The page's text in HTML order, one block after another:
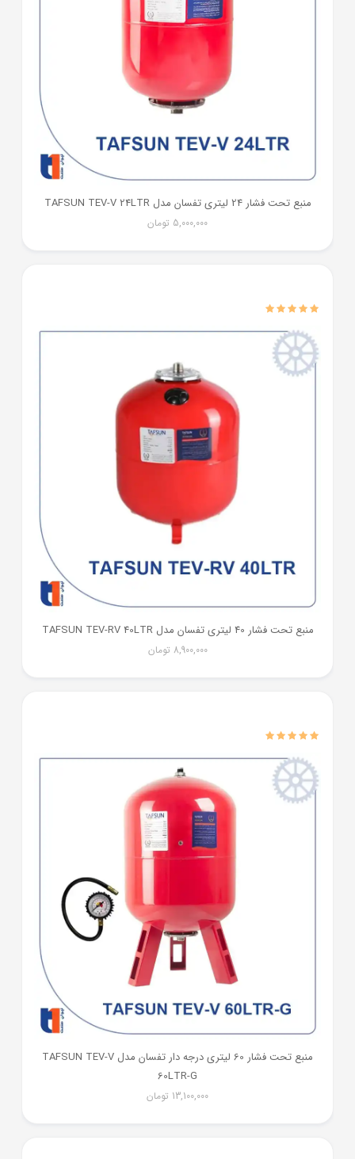
منبع تحت فشار 24 لیتری تفسان مدل TAFSUN TEV-V 24LTR
5,000,000 تومان
منبع تحت فشار 40 لیتری تفسان مدل TAFSUN TEV-RV 40LTR
8,900,000 تومان
منبع تحت فشار 60 لیتری درجه دار تفسان مدل TAFSUN TEV-V
60LTR-G
13,100,000 تومان